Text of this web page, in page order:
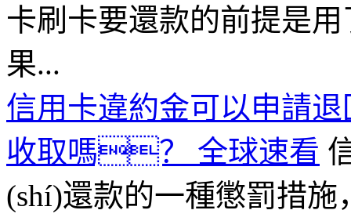
卡刷卡要還款的前提
果...
信用卡違約金可以申請
收取嗎？ 全球速看
(shí)還款的一種懲罰措施